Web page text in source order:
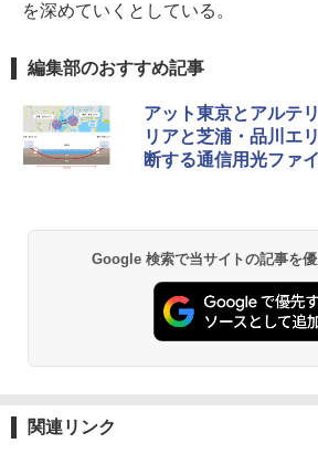
を深めていくとしている。
編集部のおすすめ記事
アット東京とアルテ
リアと芝浦・品川エ
断する通信用光ファ
Google 検索で当サイトの記事を
関連リンク